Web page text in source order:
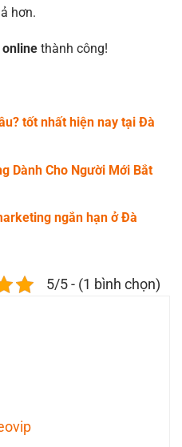
hơn.
online thành công!
tốt nhất hiện nay tại Đà
Dành Cho Người Mới Bắt
ngắn hạn ở Đà
5/5 - (1 bình chọn)